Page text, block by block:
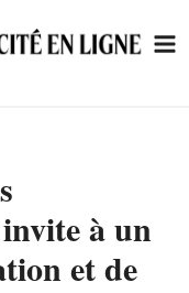
à un
et de